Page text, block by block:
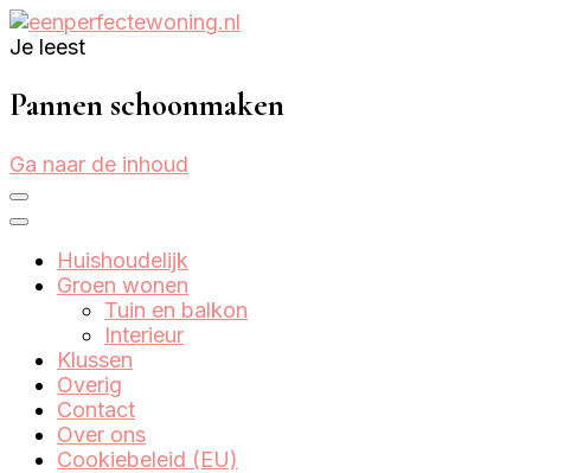
Je leest
Pannen schoonmaken
Ga naar de inhoud
Huishoudelijk
Groen wonen
Tuin en balkon
Interieur
Klussen
Overig
Contact
Over ons
Cookiebeleid (EU)